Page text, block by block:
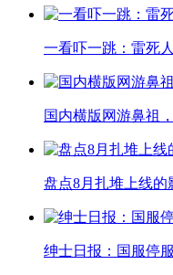
一看吓一跳：雷死
国内横版网游鼻祖
盘点8月扎堆上线的
绅士日报：国服停